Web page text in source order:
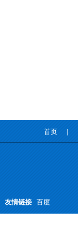
首页
友情链接 百度